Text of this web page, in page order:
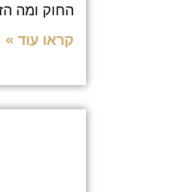
החוק ומה
קראו עוד »